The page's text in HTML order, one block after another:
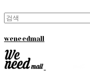
weneedmall